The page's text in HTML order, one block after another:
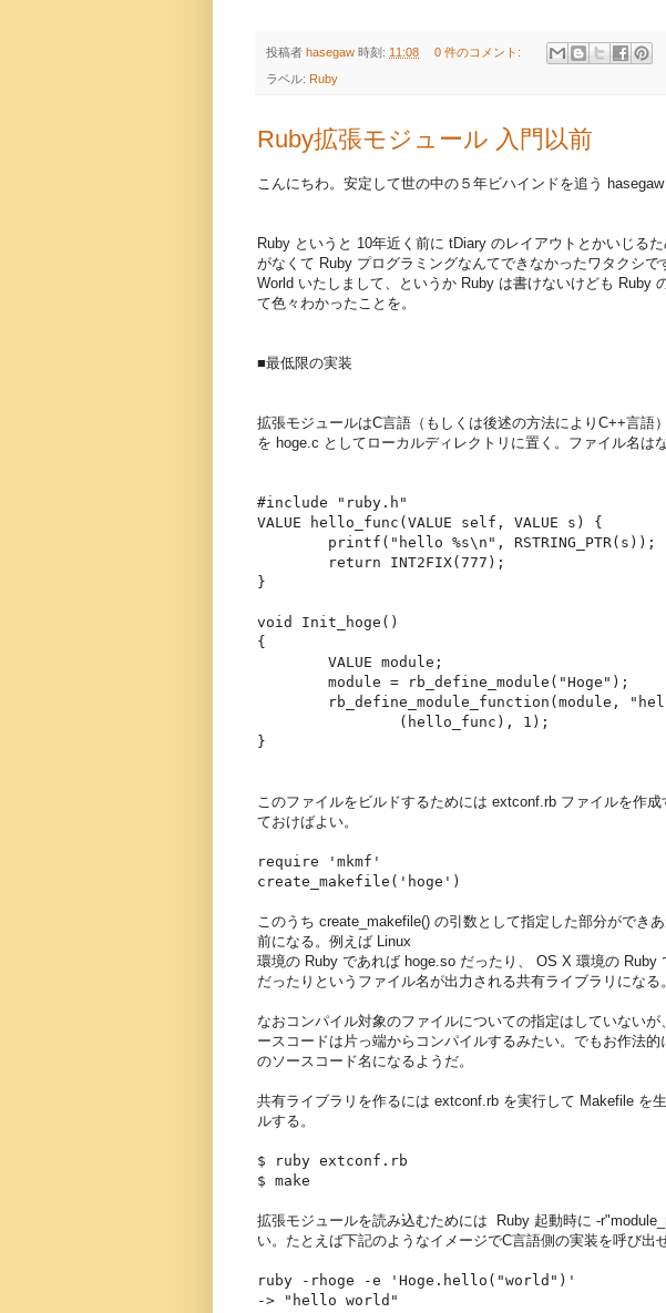
投稿者 hasegaw 時刻: 11:08 0 件のコメント:
ラベル: Ruby
Ruby拡張モジュール 入門以前
こんにちわ。安定して世の中の５年ビハインドを追う hasegaw
Ruby というと 10年近く前に tDiary のレイアウトとかいじる
がなくて Ruby プログラミングなんてできなかったワタクシ
World いたしまして、というか Ruby は書けないけども Ruby
て色々わかったことを。
■最低限の実装
拡張モジュールはC言語（もしくは後述の方法によりC++言語
を hoge.c としてローカルディレクトリに置く。ファイル名は
#include "ruby.h"
VALUE hello_func(VALUE self, VALUE s) {
printf("hello %s\n", RSTRING_PTR(s));
return INT2FIX(777);
}
void Init_hoge()
{
VALUE module;
module = rb_define_module("Hoge");
rb_define_module_function(module,
(hello_func), 1);
}
このファイルをビルドするためには extconf.rb ファイルを作
ておけばよい。
require 'mkmf'
create_makefile('hoge')
このうち create_makefile() の引数として指定した部分ができ
前になる。例えば Linux
環境の Ruby であれば hoge.so だったり、 OS X 環境の Ruby
だったりというファイル名が出力される共有ライブラリになる。
なおコンパイル対象のファイルについての指定はしていない
ースコードは片っ端からコンパイルするみたい。でもお作法
のソースコード名になるようだ。
共有ライブラリを作るには extconf.rb を実行して Makefile を
ルする。
$ ruby extconf.rb
$ make
拡張モジュールを読み込むためには Ruby 起動時に -
い。たとえば下記のようなイメージでC言語側の実装を呼び出せ
ruby -rhoge -e 'Hoge.hello("world")'
-> "hello world"